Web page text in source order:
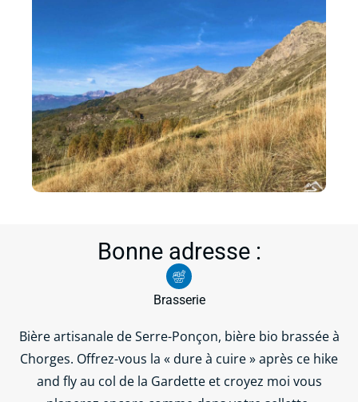
Bonne adresse :
Brasserie
Bière artisanale de Serre-Ponçon, bière bio brassée à
Chorges. Offrez-vous la « dure à cuire » après ce hike
and fly au col de la Gardette et croyez moi vous